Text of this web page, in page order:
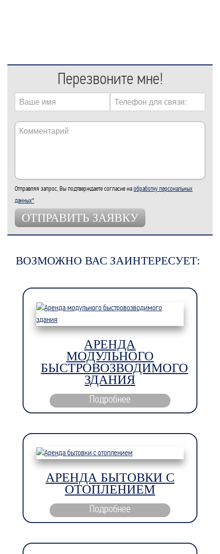
Перезвоните мне!
Отправляя запрос, Вы подтверждаете согласие на обработку персональных
данных*
ВОЗМОЖНО ВАС ЗАИНТЕРЕСУЕТ:
АРЕНДА
МОДУЛЬНОГО
БЫСТРОВОЗВОДИМОГО
ЗДАНИЯ
Подробнее
АРЕНДА БЫТОВКИ С
ОТОПЛЕНИЕМ
Подробнее